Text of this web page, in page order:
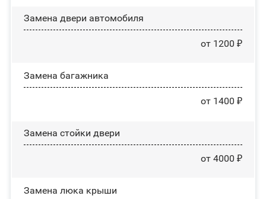
Замена двери автомобиля
от 1200 ₽
Замена багажника
от 1400 ₽
Зaмeнa cтoйĸи двepи
от 4000 ₽
Зaмeнa люĸa ĸpыши